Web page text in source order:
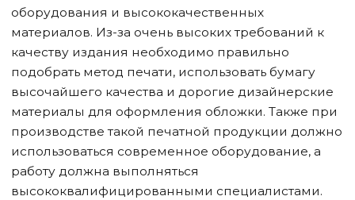
оборудования и высококачественных
материалов. Из-за очень высоких требований к
качеству издания необходимо правильно
подобрать метод печати, использовать бумагу
высочайшего качества и дорогие дизайнерские
материалы для оформления обложки. Также при
производстве такой печатной продукции должно
использоваться современное оборудование, а
работу должна выполняться
высококвалифицированными специалистами.